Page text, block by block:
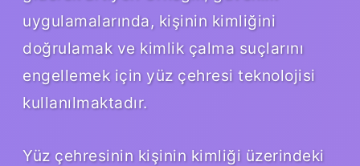
uygulamalarında, kişinin kimliğini
doğrulamak ve kimlik çalma suçlarını
engellemek için yüz çehresi teknolojisi
kullanılmaktadır.
Yüz çehresinin kişinin kimliği üzerindeki